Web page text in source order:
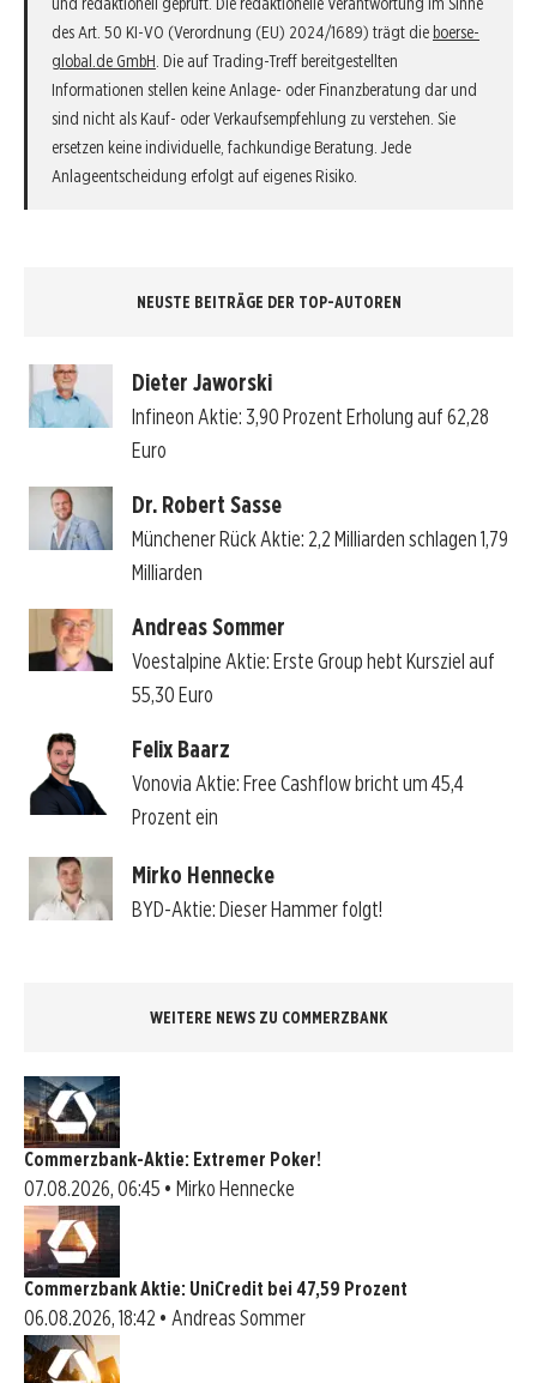
des Art. 50 KI-VO (Verordnung (EU) 2024/1689) trägt die boerse-
global.de GmbH. Die auf Trading-Treff bereitgestellten
Informationen stellen keine Anlage- oder Finanzberatung dar und
sind nicht als Kauf- oder Verkaufsempfehlung zu verstehen. Sie
ersetzen keine individuelle, fachkundige Beratung. Jede
Anlageentscheidung erfolgt auf eigenes Risiko.
NEUSTE BEITRÄGE DER TOP-AUTOREN
Dieter Jaworski
Infineon Aktie: 3,90 Prozent Erholung auf 62,28
Euro
Dr. Robert Sasse
Münchener Rück Aktie: 2,2 Milliarden schlagen 1,79
Milliarden
Andreas Sommer
Voestalpine Aktie: Erste Group hebt Kursziel auf
55,30 Euro
Felix Baarz
Vonovia Aktie: Free Cashflow bricht um 45,4
Prozent ein
Mirko Hennecke
BYD-Aktie: Dieser Hammer folgt!
WEITERE NEWS ZU COMMERZBANK
Commerzbank-Aktie: Extremer Poker!
07.08.2026, 06:45 • Mirko Hennecke
Commerzbank Aktie: UniCredit bei 47,59 Prozent
06.08.2026, 18:42 • Andreas Sommer